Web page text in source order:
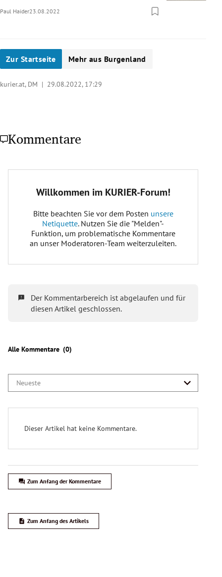
Paul Haider23.08.2022
Zur Startseite Mehr aus Burgenland
kurier.at, DM | 29.08.2022, 17:29
Kommentare